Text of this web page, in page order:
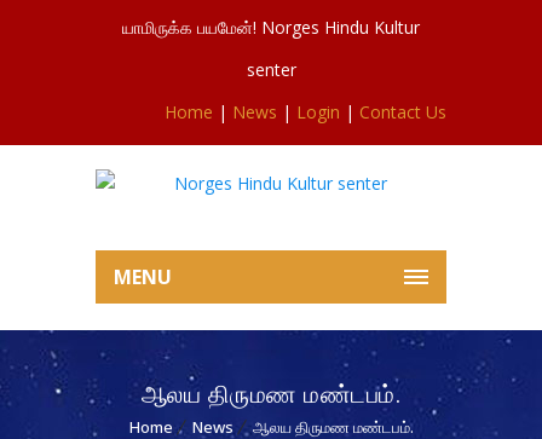
யாமிருக்க பயமேன்! Norges Hindu Kultur
senter
Home | News | Login | Contact Us
MENU
ஆலய திருமண மண்டபம்.
Home News ஆலய திருமண மண்டபம்.